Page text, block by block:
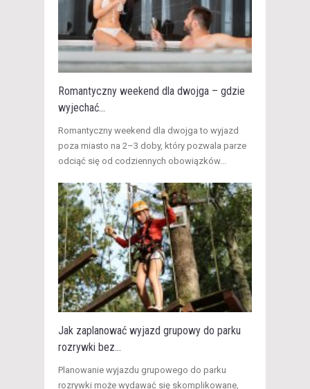
Romantyczny weekend dla dwojga – gdzie
wyjechać...
​Romantyczny weekend dla dwojga to wyjazd
poza miasto na 2–3 doby, który pozwala parze
odciąć się od codziennych obowiązków...
Jak zaplanować wyjazd grupowy do parku
rozrywki bez...
​Planowanie wyjazdu grupowego do parku
rozrywki może wydawać się skomplikowane,